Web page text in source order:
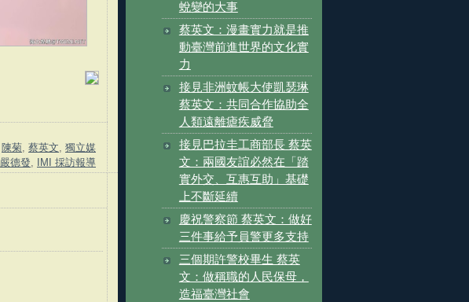
陳菊 蔡英文 獨立媒
嚴德發 IMI 採訪報導
蛻變的大事
蔡英文：漫畫實力就是推
動臺灣前進世界的文化實
力
接見非洲蚊帳大使凱瑟琳
蔡英文：共同合作協助全
人類遠離瘧疾威脅
接見巴拉圭工商部長 蔡英
文：兩國友誼必然在「踏
實外交、互惠互助」基礎
上不斷延續
慶祝警察節 蔡英文：做好
三件事給予員警更多支持
三個期許警校畢生 蔡英
文：做稱職的人民保母，
造福臺灣社會